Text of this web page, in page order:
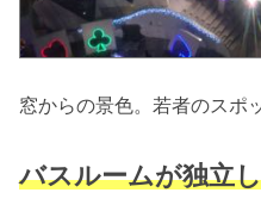
窓からの景色。若者のスポ
バスルームが独立